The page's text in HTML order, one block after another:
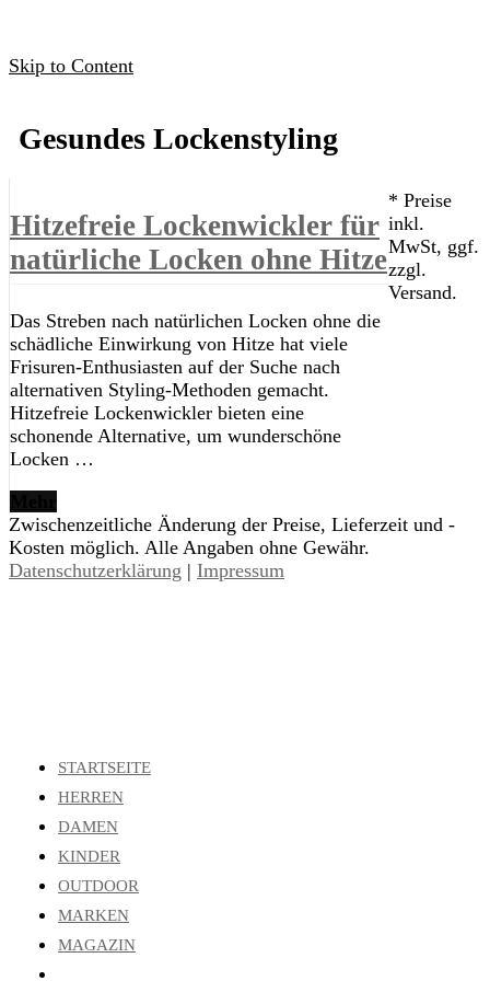
Skip to Content
Gesundes Lockenstyling
Hitzefreie Lockenwickler für
natürliche Locken ohne Hitze
Das Streben nach natürlichen Locken ohne die
schädliche Einwirkung von Hitze hat viele
Frisuren-Enthusiasten auf der Suche nach
alternativen Styling-Methoden gemacht.
Hitzefreie Lockenwickler bieten eine
schonende Alternative, um wunderschöne
Locken …
* Preise
inkl.
MwSt, ggf.
zzgl.
Versand.
Zwischenzeitliche Änderung der Preise, Lieferzeit und -
Kosten möglich. Alle Angaben ohne Gewähr.
Datenschutzerklärung | Impressum
STARTSEITE
HERREN
DAMEN
KINDER
OUTDOOR
MARKEN
MAGAZIN